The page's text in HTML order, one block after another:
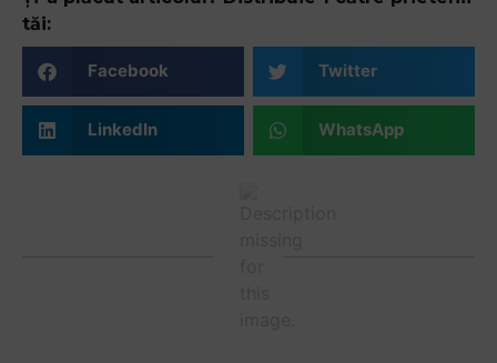
tăi:
Facebook Twitter
LinkedIn WhatsApp